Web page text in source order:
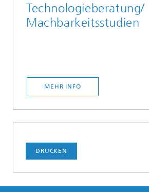
Technologieberatung/
Machbarkeitsstudien
MEHR INFO
DRUCKEN